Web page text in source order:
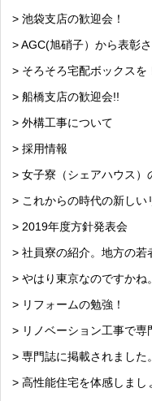
> 池袋支店の歓迎会！
> AGC(旭硝子）から表彰さ
> そろそろ宅配ボックスを
> 船橋支店の歓迎会!!
> 外構工事について
> 採用情報
> 女子寮（シェアハウス）
> これからの時代の新しい
> 2019年度方針発表会
> 社員寮の紹介。地方の若
> やはり東京なのですかね。
> リフォームの勉強！
> リノベーション工事で専
> 専門誌に掲載されました。
> 高性能住宅を体感しまし